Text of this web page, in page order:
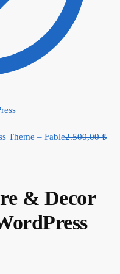
Theme – Fable2.500,00₺
& Decor